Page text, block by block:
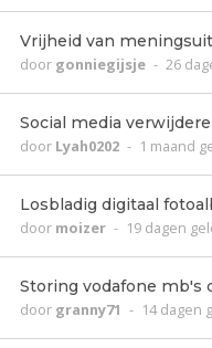
Vrijheid van
door gonniegijsje - 26
Social media
door Lyah0202 - 1 maand
Losbladig digitaal
door moizer - 19 dagen
Storing vodafone mb's
door granny71 - 14 dagen